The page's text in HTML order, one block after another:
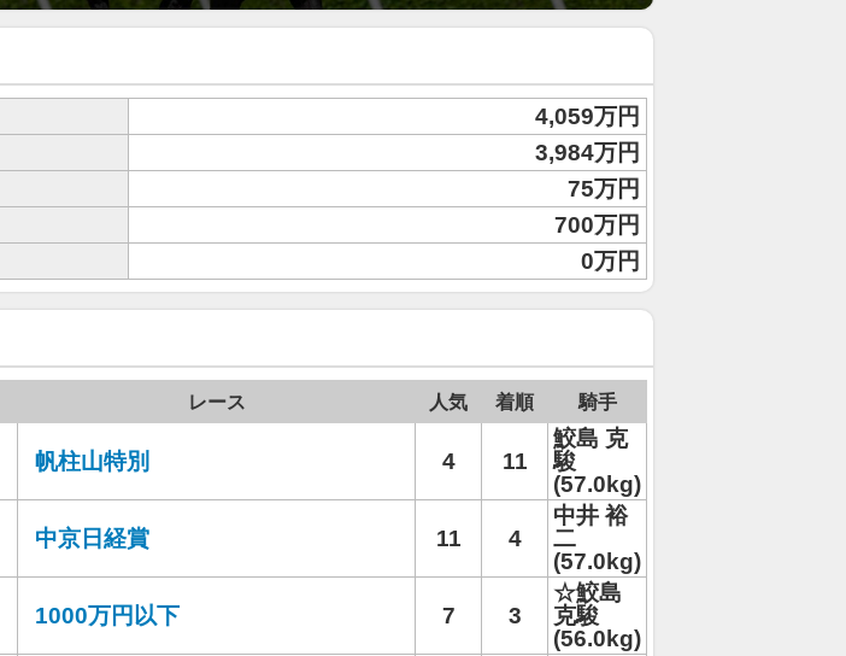
4,059万円
3,984万円
75万円
700万円
0万円
レース 人気 着順 騎手
帆柱山特別 4 11
鮫島 克
駿
(57.0kg)
中京日経賞 11 4
中井 裕
二
(57.0kg)
1000万円以下 7 3
☆鮫島
克駿
(56.0kg)